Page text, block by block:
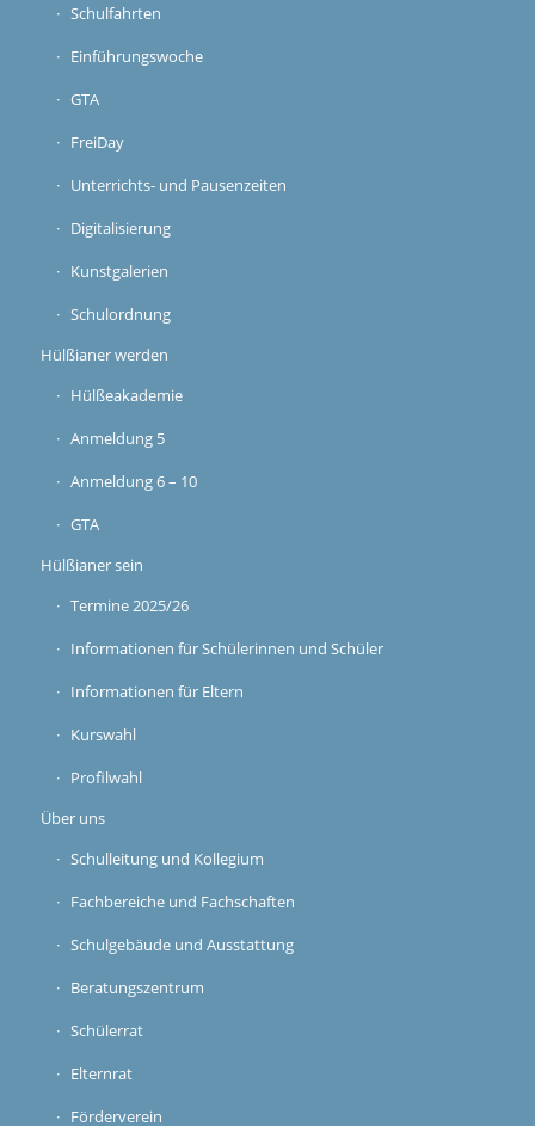
Schulfahrten
Einführungswoche
GTA
FreiDay
Unterrichts- und Pausenzeiten
Digitalisierung
Kunstgalerien
Schulordnung
Hülßianer werden
Hülßeakademie
Anmeldung 5
Anmeldung 6 – 10
GTA
Hülßianer sein
Termine 2025/26
Informationen für Schülerinnen und Schüler
Informationen für Eltern
Kurswahl
Profilwahl
Über uns
Schulleitung und Kollegium
Fachbereiche und Fachschaften
Schulgebäude und Ausstattung
Beratungszentrum
Schülerrat
Elternrat
Förderverein